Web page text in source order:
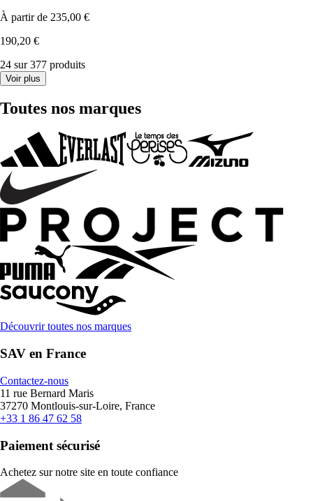
À partir de 235,00 €
190,20 €
24 sur 377 produits
Voir plus
Toutes nos marques
Découvrir toutes nos marques
SAV en France
Contactez-nous
11 rue Bernard Maris
37270 Montlouis-sur-Loire, France
+33 1 86 47 62 58
Paiement sécurisé
Achetez sur notre site en toute confiance